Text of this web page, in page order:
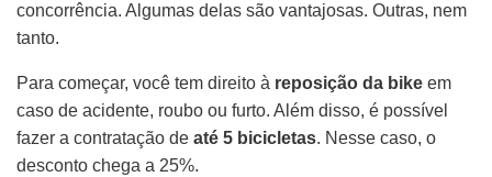
concorrência. Algumas delas são vantajosas. Outras, nem
tanto.
Para começar, você tem direito à reposição da bike em
caso de acidente, roubo ou furto. Além disso, é possível
fazer a contratação de até 5 bicicletas. Nesse caso, o
desconto chega a 25%.